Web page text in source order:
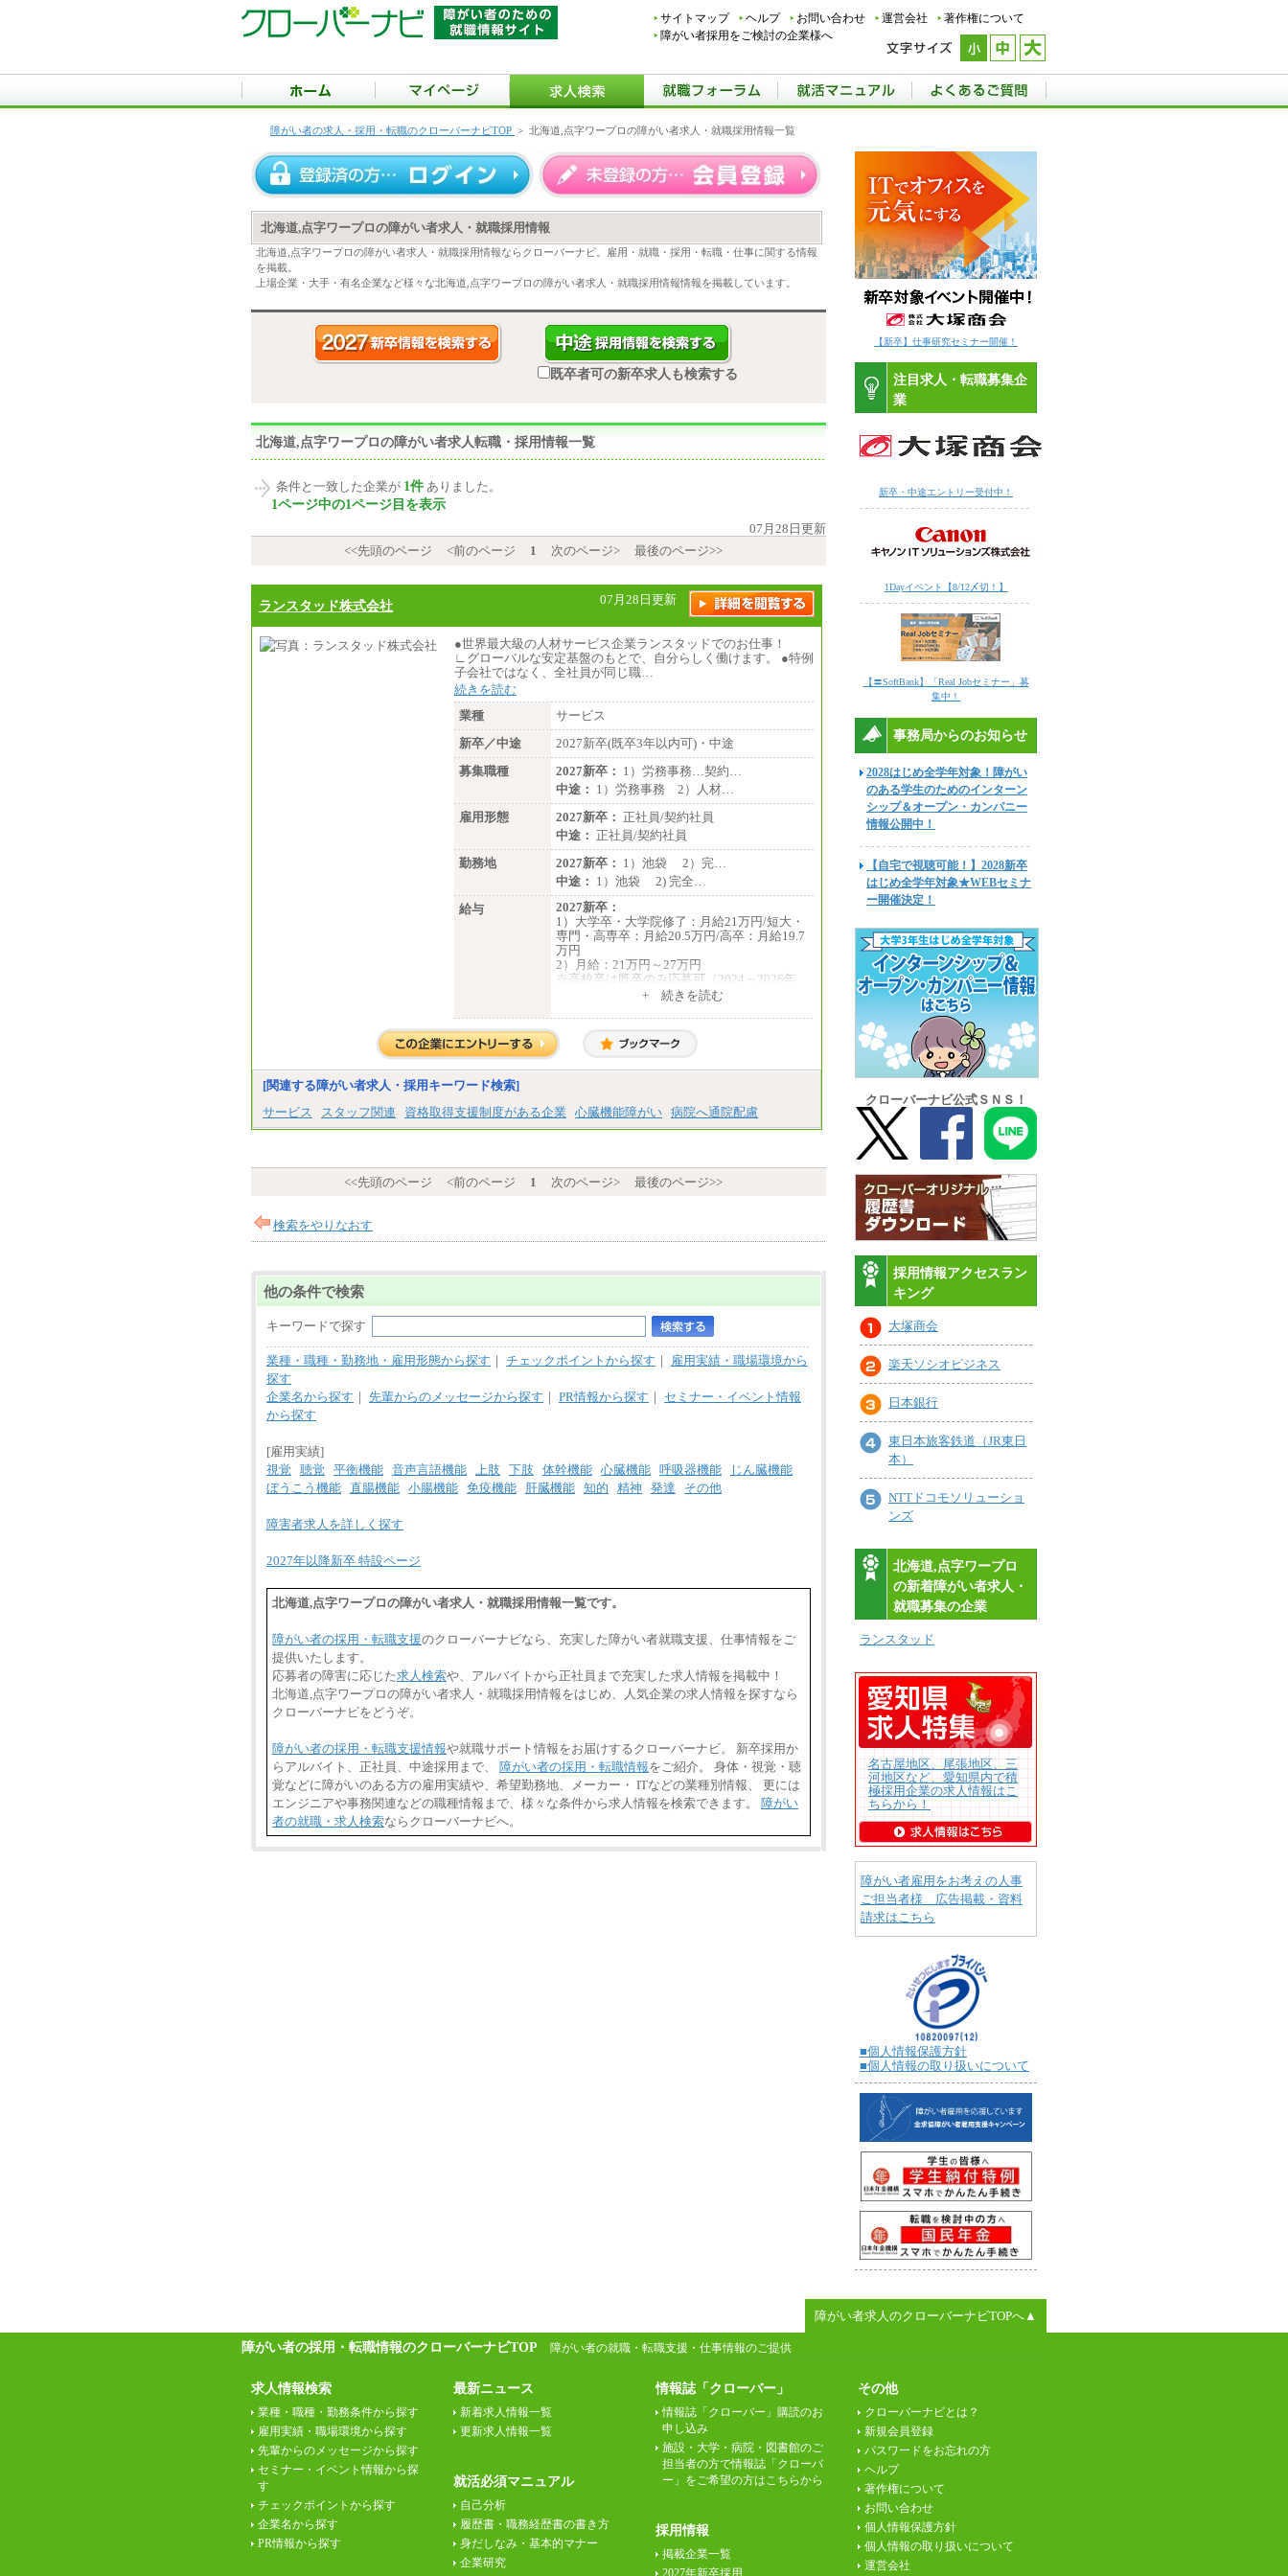
サイトマップ ヘルプ お問い合わせ 運営会社
著作権について
障がい者採用をご検討の企業様へ
障がい者の求人・採用・転職のクローバーナビTOP > 北海道,点字ワープロの障がい者求人・就職採用情報一覧
北海道,点字ワープロの障がい者求人・就職採用情報
北海道,点字ワープロの障がい者求人・就職採用情報ならクローバーナビ。雇用・就職・採用・転職・仕事に関する情報
を掲載。
上場企業・大手・有名企業など様々な北海道,点字ワープロの障がい者求人・就職採用情報情報を掲載しています。
既卒者可の新卒求人も検索する
北海道,点字ワープロの障がい者求人転職・採用情報一覧
条件と一致した企業が 1件 ありました。
1ページ中の1ページ目を表示
07月28日更新
<<先頭のページ
<前のページ 1 次のページ> 最後のページ>>
ランスタッド株式会社 07月28日更新
●世界最大級の人材サービス企業ランスタッドでのお仕事！
∟グローバルな安定基盤のもとで、自分らしく働けます。 ●特例
子会社ではなく、全社員が同じ職…
続きを読む
業種
サービス
新卒／中途
2027新卒(既卒3年以内可)・中途
募集職種
2027新卒： 1）労務事務…契約…
中途： 1）労務事務 2）人材…
雇用形態
2027新卒： 正社員/契約社員
中途： 正社員/契約社員
勤務地
2027新卒： 1）池袋 2）完…
中途： 1）池袋 2) 完全…
給与
2027新卒：
1）大学卒・大学院修了：月給21万円/短大・
専門・高専卒：月給20.5万円/高卒：月給19.7
万円
2）月給：21万円～27万円
※高校卒は既卒のみ応募可（2024～2026年
1）月給：21万円～25万円
2）月給：21万円～27万円
+ 続きを読む
[関連する障がい者求人・採用キーワード検索]
サービス
スタッフ関連 資格取得支援制度がある企業 心臓機能障がい 病院へ通院配慮
<<先頭のページ <前のページ 1 次のページ> 最後のページ>>
検索をやりなおす
他の条件で検索
キーワードで探す
業種・職種・勤務地・雇用形態から探す ｜ チェックポイントから探す ｜ 雇用実績・職場環境から
探す
企業名から探す ｜ 先輩からのメッセージから探す ｜ PR情報から探す ｜ セミナー・イベント情報
から探す
[雇用実績]
視覚
聴覚 平衡機能 音声言語機能 上肢 下肢 体幹機能 心臓機能 呼吸器機能
じん臓機能
ぼうこう機能 直腸機能 小腸機能 免疫機能 肝臓機能 知的 精神 発達 その他
障害者求人を詳しく探す
2027年以降新卒 特設ページ
北海道,点字ワープロの障がい者求人・就職採用情報一覧です。
障がい者の採用・転職支援のクローバーナビなら、充実した障がい者就職支援、仕事情報をご
提供いたします。
応募者の障害に応じた求人検索や、アルバイトから正社員まで充実した求人情報を掲載中！
北海道,点字ワープロの障がい者求人・就職採用情報をはじめ、人気企業の求人情報を探すなら
クローバーナビをどうぞ。
障がい者の採用・転職支援情報や就職サポート情報をお届けするクローバーナビ。 新卒採用か
らアルバイト、正社員、中途採用まで、 障がい者の採用・転職情報をご紹介。 身体・視覚・聴
覚などに障がいのある方の雇用実績や、希望勤務地、メーカー・ ITなどの業種別情報、 更には
エンジニアや事務関連などの職種情報まで、様々な条件から求人情報を検索できます。 障がい
者の就職・求人検索ならクローバーナビへ。
【新卒】仕事研究セミナー開催！
注目求人・転職募集企
業
新卒・中途エントリー受付中！
1Dayイベント【8/12〆切！】
【〓SoftBank】「Real Jobセミナー」募
集中！
事務局からのお知らせ
2028はじめ全学年対象！障がい
のある学生のためのインターン
シップ＆オープン・カンパニー
情報公開中！
【自宅で視聴可能！】2028新卒
はじめ全学年対象★WEBセミナ
ー開催決定！
クローバーナビ公式ＳＮＳ！
採用情報アクセスラン
キング
大塚商会
楽天ソシオビジネス
日本銀行
東日本旅客鉄道（JR東日
本）
NTTドコモソリューショ
ンズ
北海道,点字ワープロ
の新着障がい者求人・
就職募集の企業
ランスタッド
名古屋地区、尾張地区、三
河地区など、愛知県内で積
極採用企業の求人情報はこ
ちらから！
障がい者雇用をお考えの人事
ご担当者様 広告掲載・資料
請求はこちら
■個人情報保護方針
■個人情報の取り扱いについて
障がい者求人のクローバーナビTOPへ▲
障がい者の採用・転職情報のクローバーナビTOP 障がい者の就職・転職支援・仕事情報のご提供
求人情報検索
業種・職種・勤務条件から探す
雇用実績・職場環境から探す
先輩からのメッセージから探す
セミナー・イベント情報から探
す
チェックポイントから探す
企業名から探す
PR情報から探す
最新ニュース
新着求人情報一覧
更新求人情報一覧
就活必須マニュアル
自己分析
履歴書・職務経歴書の書き方
身だしなみ・基本的マナー
企業研究
情報誌「クローバー」
情報誌「クローバー」購読のお
申し込み
施設・大学・病院・図書館のご
担当者の方で情報誌「クローバ
ー」をご希望の方はこちらから
採用情報
掲載企業一覧
2027年新卒採用
その他
クローバーナビとは？
新規会員登録
パスワードをお忘れの方
ヘルプ
著作権について
お問い合わせ
個人情報保護方針
個人情報の取り扱いについて
運営会社